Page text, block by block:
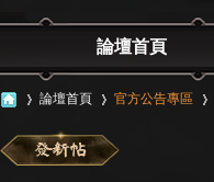
論壇首頁
論壇首頁 官方公告專區